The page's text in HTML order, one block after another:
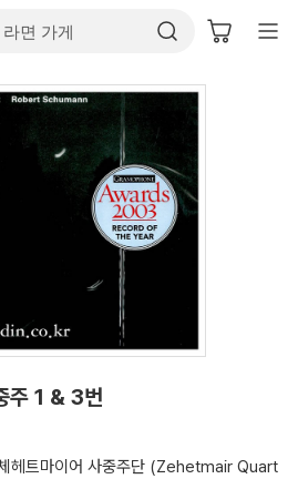
주 1 & 3번
헤트마이어 사중주단 (Zehetmair Quart